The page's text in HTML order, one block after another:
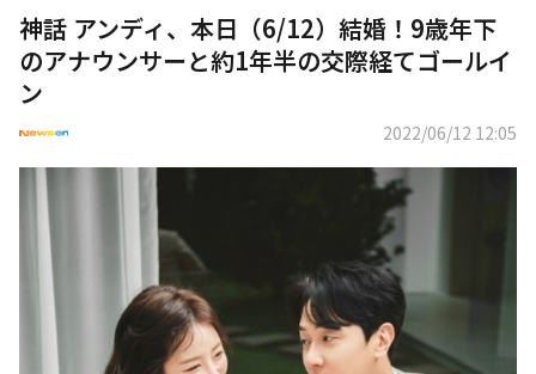
神話 アンディ、本日（6/12）結婚！9歳年下
のアナウンサーと約1年半の交際経てゴールイ
ン
2022/06/12 12:05